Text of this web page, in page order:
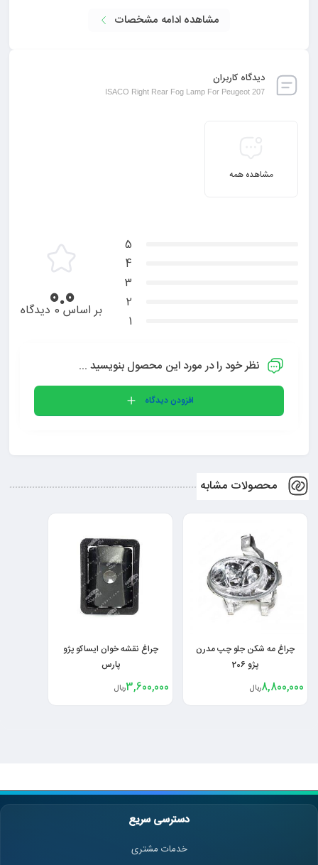
مشاهده ادامه مشخصات
دیدگاه کاربران
ISACO Right Rear Fog Lamp For Peugeot 207
مشاهده همه
5
4
3
2
1
0.0بر اساس 0 دیدگاه
نظر خود را در مورد این محصول بنویسید ...
افزودن دیدگاه
محصولات مشابه
چراغ مه شکن جلو چپ مدرن
پژو 206
8,800,000ریال
چراغ نقشه خوان ایساکو پژو
پارس
3,600,000ریال
دسترسی سریع
خدمات مشتری